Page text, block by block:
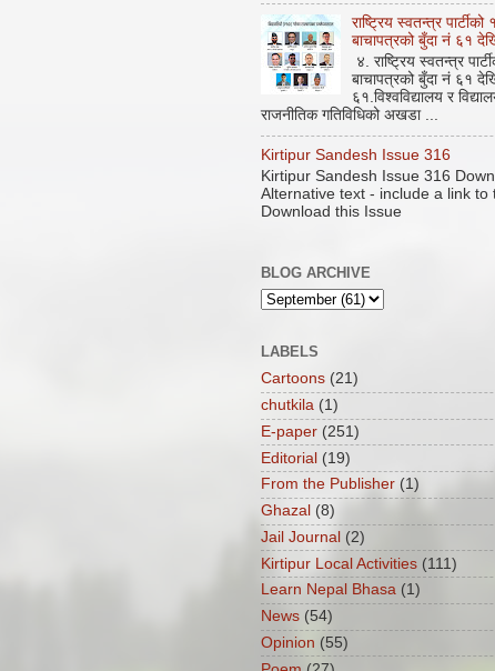
राष्ट्रिय स्वतन्त्र
बाचापत्रको बुँदा नं ६१
४. राष्ट्रिय स्वतन्त्र
बाचापत्रको बुँदा नं ६१
६१.विश्वविद्यालय र
राजनीतिक गतिविधिको अखडा ...
Kirtipur Sandesh Issue 316
Kirtipur Sandesh Issue 316
Alternative text - include a link to
Download this Issue
BLOG ARCHIVE
LABELS
Cartoons (21)
chutkila (1)
E-paper (251)
Editorial (19)
From the Publisher (1)
Ghazal (8)
Jail Journal (2)
Kirtipur Local Activities (111)
Learn Nepal Bhasa (1)
News (54)
Opinion (55)